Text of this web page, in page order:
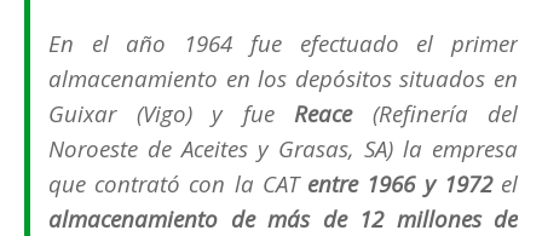
En el año 1964 fue efectuado el primer
almacenamiento en los depósitos situados en
Guixar(Vigo) y fue Reace(Refinería del
Noroeste de Aceites y Grasas, SA) la empresa
que contrató con la CAT entre 1966 y 1972el
almacenamiento de más de 12 millones de